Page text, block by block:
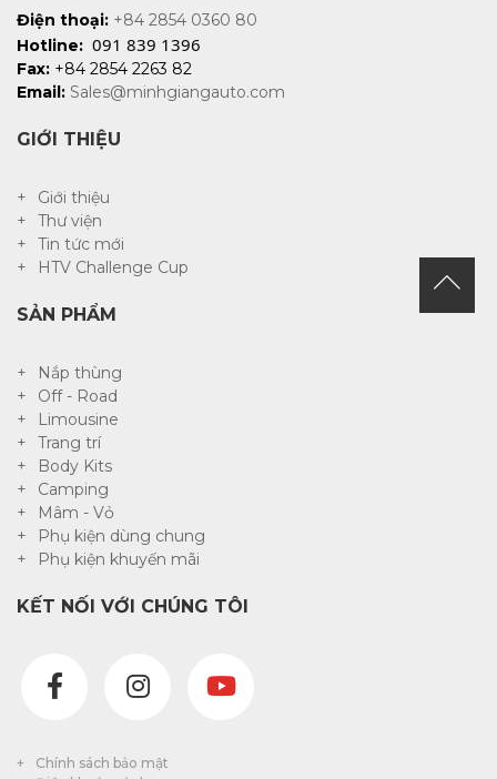
Điện thoại: +84 2854 0360 80
Hotline: 091 839 1396
Fax: +84 2854 2263 82
Email: Sales@minhgiangauto.com
GIỚI THIỆU
Giới thiệu
Thư viện
Tin tức mới
HTV Challenge Cup
SẢN PHẨM
Nắp thùng
Off - Road
Limousine
Trang trí
Body Kits
Camping
Mâm - Vỏ
Phụ kiện dùng chung
Phụ kiện khuyến mãi
KẾT NỐI VỚI CHÚNG TÔI
Chính sách bảo mật